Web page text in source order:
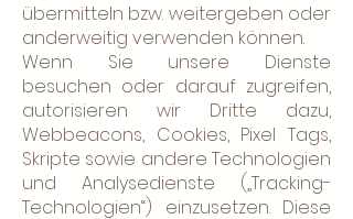
übermitteln bzw. weitergeben oder
anderweitig verwenden können.
Wenn Sie unsere Dienste
besuchen oder darauf zugreifen,
autorisieren wir Dritte dazu,
Webbeacons, Cookies, Pixel Tags,
Skripte sowie andere Technologien
und Analysedienste („Tracking-
Technologien“) einzusetzen. Diese